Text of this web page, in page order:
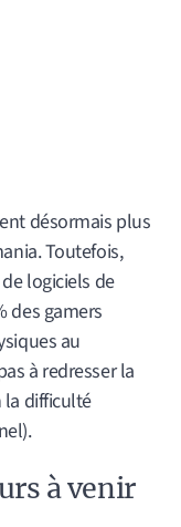
désormais plus
Toutefois,
logiciels de
des gamers
au
à redresser la
la difficulté
à venir